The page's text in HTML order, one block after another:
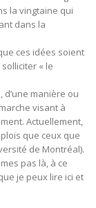
la vingtaine qui
dans la
ces idées soient
« le
manière ou
visant à
Actuellement,
que ceux que
de Montréal).
pas là, à ce
je peux lire ici et